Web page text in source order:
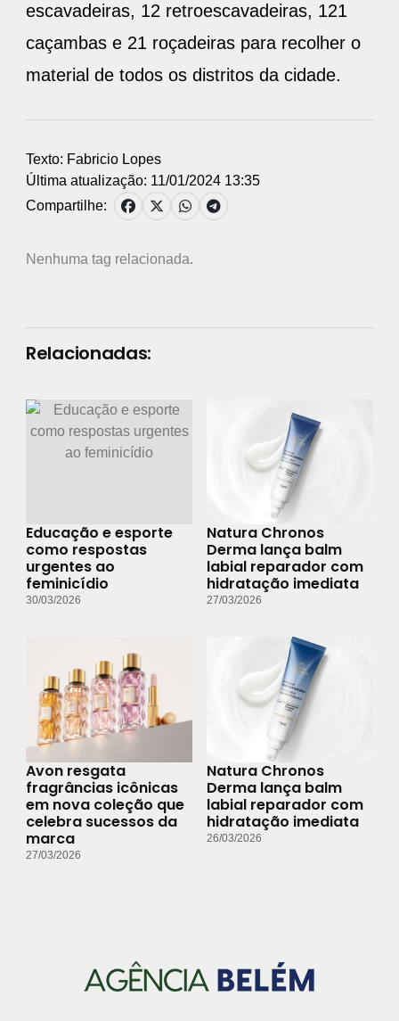
escavadeiras, 12 retroescavadeiras, 121
caçambas e 21 roçadeiras para recolher o
material de todos os distritos da cidade.
Texto: Fabricio Lopes
Última atualização: 11/01/2024 13:35
Compartilhe:
Nenhuma tag relacionada.
Relacionadas:
Educação e esporte
como respostas
urgentes ao
feminicídio
30/03/2026
Natura Chronos
Derma lança balm
labial reparador com
hidratação imediata
27/03/2026
Avon resgata
fragrâncias icônicas
em nova coleção que
celebra sucessos da
marca
27/03/2026
Natura Chronos
Derma lança balm
labial reparador com
hidratação imediata
26/03/2026